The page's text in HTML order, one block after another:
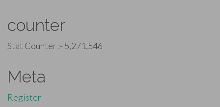
counter
Stat Counter :- 5,271,546
Meta
Register